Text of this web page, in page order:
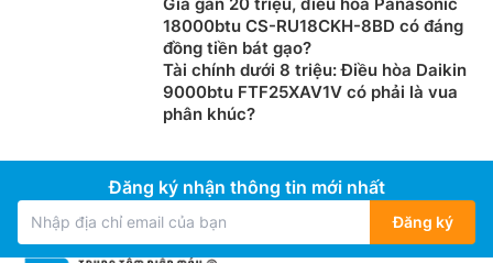
18000btu CS-RU18CKH-8BD có đáng
đồng tiền bát gạo?
Tài chính dưới 8 triệu: Điều hòa Daikin
9000btu FTF25XAV1V có phải là vua
phân khúc?
Đăng ký nhận thông tin mới nhất
Đăng ký